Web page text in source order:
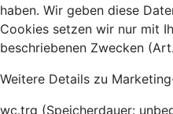
haben. Wir geben diese
Cookies setzen wir nur mit
beschriebenen Zwecken
Weitere Details zu
wc.trg (Speicherdauer: